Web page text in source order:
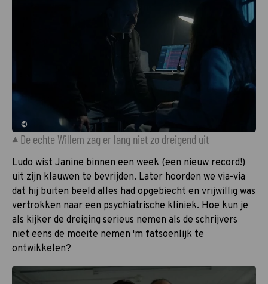
©
De echte Willem zag er lang niet zo dreigend uit
Ludo wist Janine binnen een week (een nieuw record!)
uit zijn klauwen te bevrijden. Later hoorden we via-via
dat hij buiten beeld alles had opgebiecht en vrijwillig was
vertrokken naar een psychiatrische kliniek. Hoe kun je
als kijker de dreiging serieus nemen als de schrijvers
niet eens de moeite nemen 'm fatsoenlijk te
ontwikkelen?